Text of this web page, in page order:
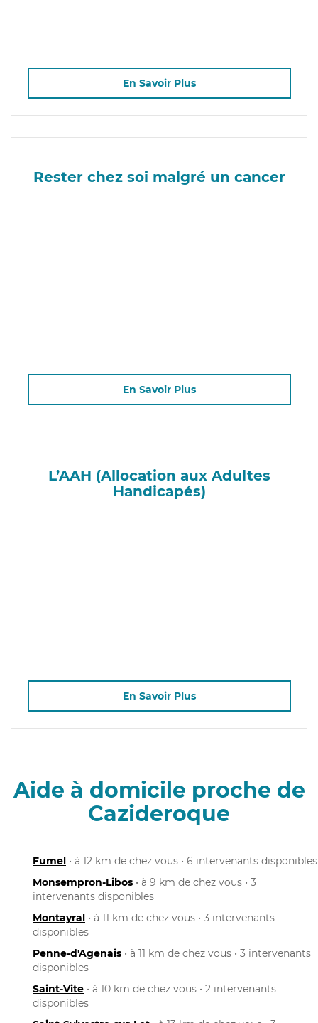
En Savoir Plus
Rester chez soi malgré un cancer
En Savoir Plus
L’AAH (Allocation aux Adultes
Handicapés)
En Savoir Plus
Aide à domicile proche de
Cazideroque
Fumel • à 12 km de chez vous • 6 intervenants disponibles
Monsempron-Libos • à 9 km de chez vous • 3
intervenants disponibles
Montayral • à 11 km de chez vous • 3 intervenants
disponibles
Penne-d'Agenais • à 11 km de chez vous • 3 intervenants
disponibles
Saint-Vite • à 10 km de chez vous • 2 intervenants
disponibles